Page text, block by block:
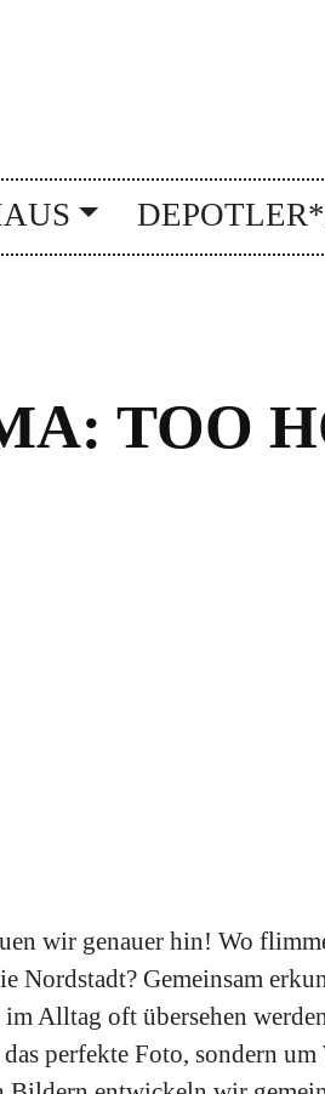
TOO
wir genauer hin! Wo
Nordstadt? Gemeinsam
Alltag oft übersehen
perfekte Foto, sondern